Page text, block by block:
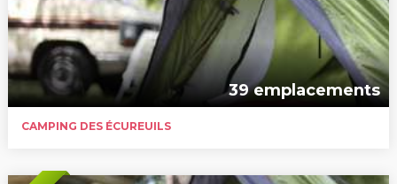
39 emplacements
CAMPING DES ÉCUREUILS